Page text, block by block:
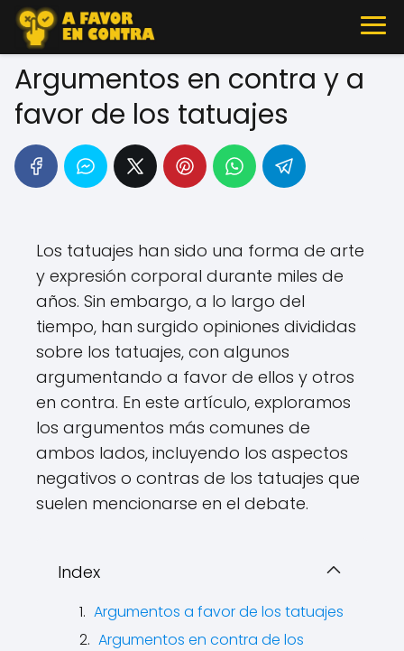
Argumentos en contra y a
favor de los tatuajes
Los tatuajes han sido una forma de arte
y expresión corporal durante miles de
años. Sin embargo, a lo largo del
tiempo, han surgido opiniones divididas
sobre los tatuajes, con algunos
argumentando a favor de ellos y otros
en contra. En este artículo, exploramos
los argumentos más comunes de
ambos lados, incluyendo los aspectos
negativos o contras de los tatuajes que
suelen mencionarse en el debate.
Index
Argumentos a favor de los tatuajes
Argumentos en contra de los